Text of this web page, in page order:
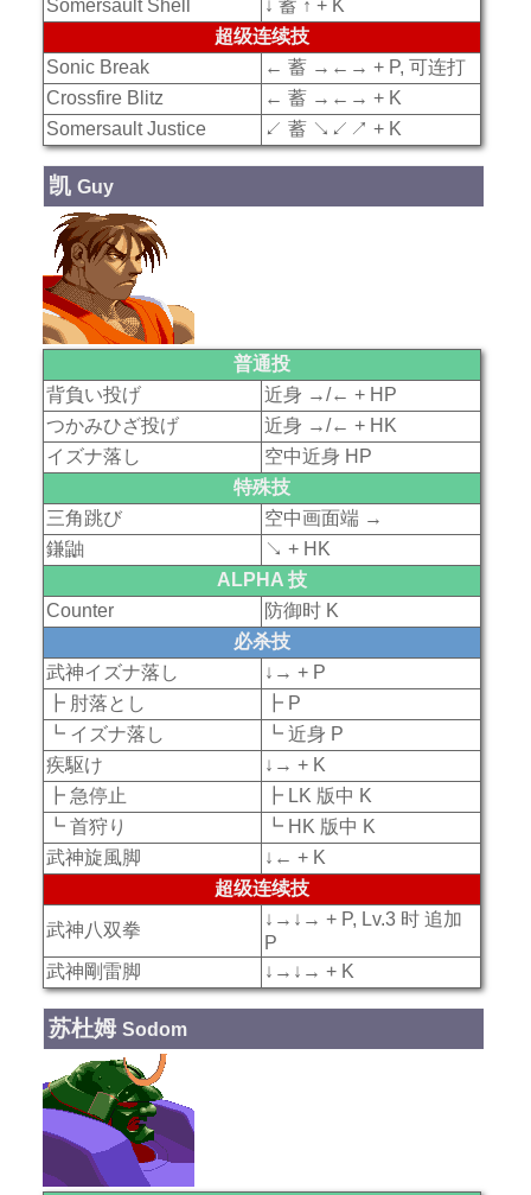
Somersault Shell
↓ 蓄 ↑ + K
超级连续技
Sonic Break
← 蓄 →←→ + P, 可连打
Crossfire Blitz
← 蓄 →←→ + K
Somersault Justice
↙ 蓄 ↘↙↗ + K
凯 Guy
普通投
背負い投げ
近身 →/← + HP
つかみひざ投げ
近身 →/← + HK
イズナ落し
空中近身 HP
特殊技
三角跳び
空中画面端 →
鎌鼬
↘ + HK
ALPHA 技
Counter
防御时 K
必杀技
武神イズナ落し
↓→ + P
┣ 肘落とし
┣ P
┗ イズナ落し
┗ 近身 P
疾駆け
↓→ + K
┣ 急停止
┣ LK 版中 K
┗ 首狩り
┗ HK 版中 K
武神旋風脚
↓← + K
超级连续技
武神八双拳
↓→↓→ + P, Lv.3 时 追加
P
武神剛雷脚
↓→↓→ + K
苏杜姆 Sodom